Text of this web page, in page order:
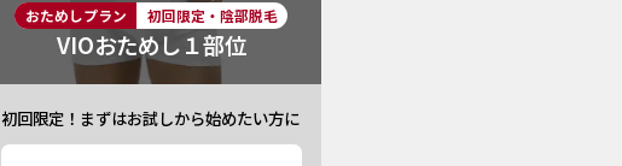
おためしプラン 初回限定・陰部脱毛
VIOおためし１部位
初回限定！まずはお試しから始めたい方に